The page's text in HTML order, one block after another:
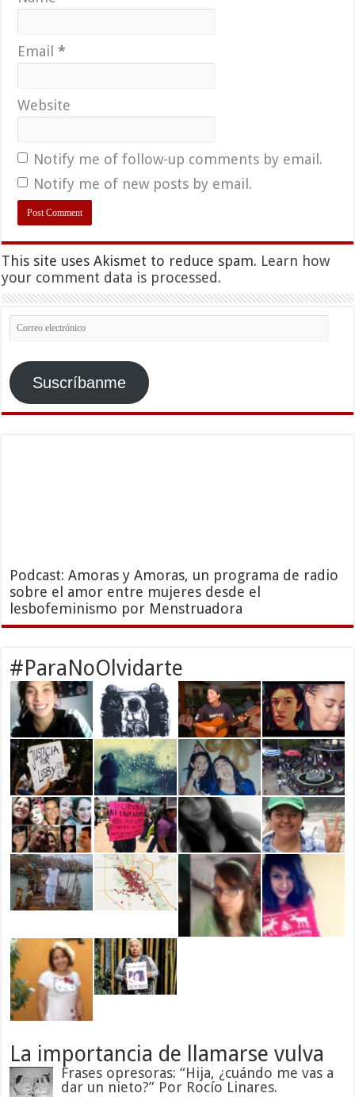
Email*
Website
Notify me of follow-up comments by email.
Notify me of new posts by email.
This site uses Akismet to reduce spam. Learn how
your comment data is processed.
Correo
electrónico
Suscríbanme
Podcast: Amoras y Amoras, un programa de radio
sobre el amor entre mujeres desde el
lesbofeminismo por Menstruadora
#ParaNoOlvidarte
La importancia de llamarse vulva
Frases opresoras: “Hija, ¿cuándo me vas a
dar un nieto?” Por Rocío Linares.